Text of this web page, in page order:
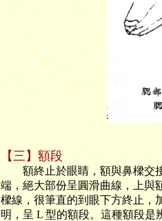
【三】額段
額終止於眼睛，額與鼻樑交接
端，絕大部份呈圓滑曲線，上與
樑線，很筆直的到眼下方終止，
明，呈 L 型的額段。這種額段是